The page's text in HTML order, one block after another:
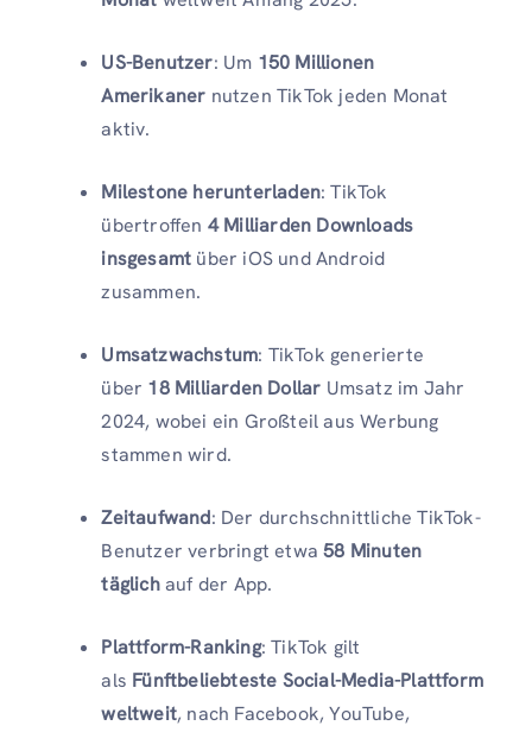
US-Benutzer: Um 150 Millionen
Amerikaner nutzen TikTok jeden Monat
aktiv.
Milestone herunterladen: TikTok
übertroffen 4 Milliarden Downloads
insgesamt über iOS und Android
zusammen.
Umsatzwachstum: TikTok generierte
über 18 Milliarden Dollar Umsatz im Jahr
2024, wobei ein Großteil aus Werbung
stammen wird.
Zeitaufwand: Der durchschnittliche TikTok-
Benutzer verbringt etwa58 Minuten
täglichauf der App.
Plattform-Ranking: TikTok gilt
als Fünftbeliebteste Social-Media-Plattform
weltweit, nach Facebook, YouTube,